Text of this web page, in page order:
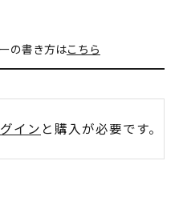
の書き方はこちら
イン と購入が必要です。